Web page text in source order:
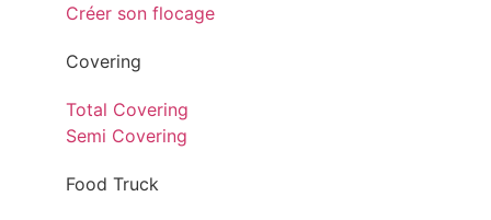
Créer son flocage
Covering
Total Covering
Semi Covering
Food Truck